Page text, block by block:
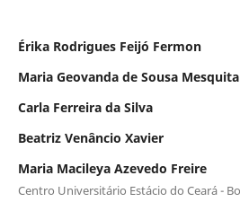
Érika Rodrigues Feijó Fermon
Maria Geovanda de Sousa Mesquita
Carla Ferreira da Silva
Beatriz Venâncio Xavier
Maria Macileya Azevedo Freire
Centro Universitário Estácio do Ceará -